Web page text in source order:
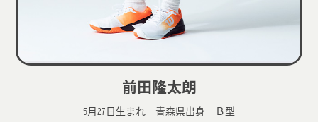
前田隆太朗
5月27日生まれ 青森県出身 Ｂ型